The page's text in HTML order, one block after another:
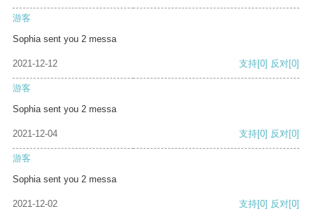
游客
Sophia sent you 2 messa
2021-12-12 支持[0] 反对[0]
游客
Sophia sent you 2 messa
2021-12-04 支持[0] 反对[0]
游客
Sophia sent you 2 messa
2021-12-02 支持[0] 反对[0]